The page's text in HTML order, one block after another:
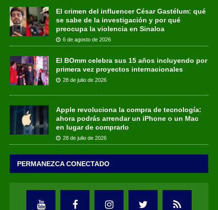
El crimen del influencer César Gastélum: qué
se sabe de la investigación y por qué
preocupa la violencia en Sinaloa
6 de agosto de 2026
El BOmm celebra sus 15 años incluyendo por
primera vez proyectos internacionales
28 de julio de 2026
Apple revoluciona la compra de tecnología:
ahora podrás arrendar un iPhone o un Mac
en lugar de comprarlo
28 de julio de 2026
PERMANEZCA CONECTADO